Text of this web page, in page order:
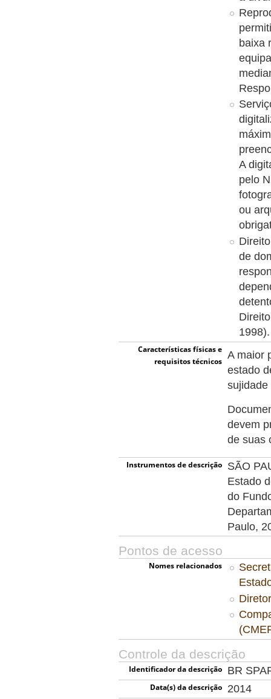
baixa
A
pelo
ou
de
1998).
Características físicas e
requisitos técnicos
A maior
estado
devem
de suas
Instrumentos de descrição
SÃO
Estado
do
Paulo,
Pontos de acesso
Nomes relacionados
Controle da descrição
Identificador da descrição BR
Data(s) da descrição 2014